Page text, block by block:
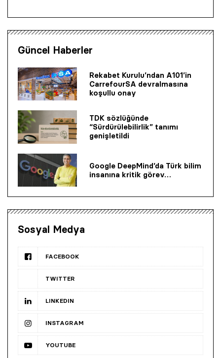
Güncel Haberler
Rekabet Kurulu’ndan A101’in
CarrefourSA devralmasına
koşullu onay
TDK sözlüğünde
“Sürdürülebilirlik” tanımı
genişletildi
Google DeepMind’da Türk bilim
insanına kritik görev…
Sosyal Medya
FACEBOOK
TWITTER
LINKEDIN
INSTAGRAM
YOUTUBE